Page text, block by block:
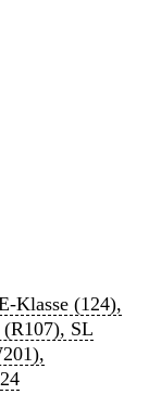
Klasse (124),
SL